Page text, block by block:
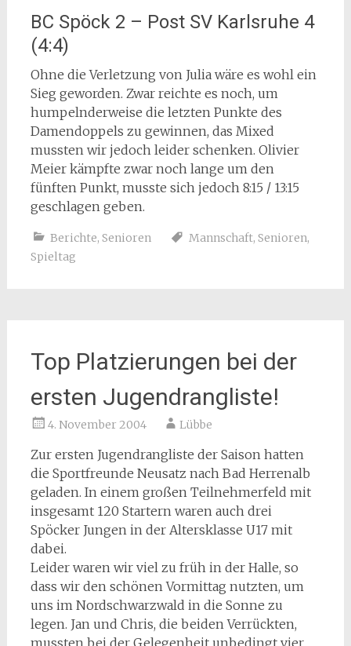
BC Spöck 2 – Post SV Karlsruhe 4
(4:4)
Ohne die Verletzung von Julia wäre es wohl ein
Sieg geworden. Zwar reichte es noch, um
humpelnderweise die letzten Punkte des
Damendoppels zu gewinnen, das Mixed
mussten wir jedoch leider schenken. Olivier
Meier kämpfte zwar noch lange um den
fünften Punkt, musste sich jedoch 8:15 / 13:15
geschlagen geben.
Berichte, Senioren Mannschaft, Senioren,
Spieltag
Top Platzierungen bei der
ersten Jugendrangliste!
4. November 2004 Lübbe
Zur ersten Jugendrangliste der Saison hatten
die Sportfreunde Neusatz nach Bad Herrenalb
geladen. In einem großen Teilnehmerfeld mit
insgesamt 120 Startern waren auch drei
Spöcker Jungen in der Altersklasse U17 mit
dabei.
Leider waren wir viel zu früh in der Halle, so
dass wir den schönen Vormittag nutzten, um
uns im Nordschwarzwald in die Sonne zu
legen. Jan und Chris, die beiden Verrückten,